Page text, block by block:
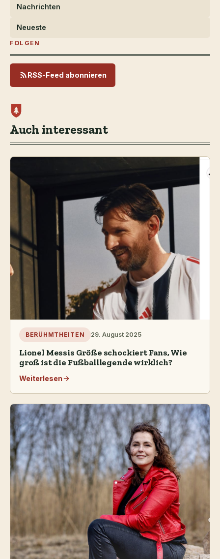
Nachrichten
Neueste
FOLGEN
RSS-Feed abonnieren
Auch interessant
BERÜHMTHEITEN 29. August 2025
Lionel Messis Größe schockiert Fans, Wie
groß ist die Fußballlegende wirklich?
Weiterlesen